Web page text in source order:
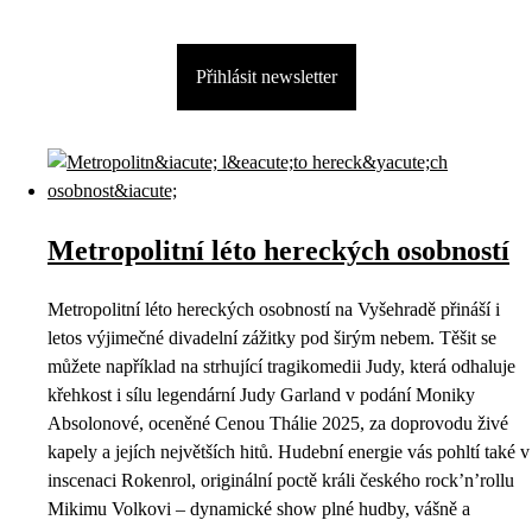
Přihlásit newsletter
Metropolitní léto hereckých osobností
Metropolitní léto hereckých osobností na Vyšehradě přináší i
letos výjimečné divadelní zážitky pod širým nebem. Těšit se
můžete například na strhující tragikomedii Judy, která odhaluje
křehkost i sílu legendární Judy Garland v podání Moniky
Absolonové, oceněné Cenou Thálie 2025, za doprovodu živé
kapely a jejích největších hitů. Hudební energie vás pohltí také v
inscenaci Rokenrol, originální poctě králi českého rock’n’rollu
Mikimu Volkovi – dynamické show plné hudby, vášně a